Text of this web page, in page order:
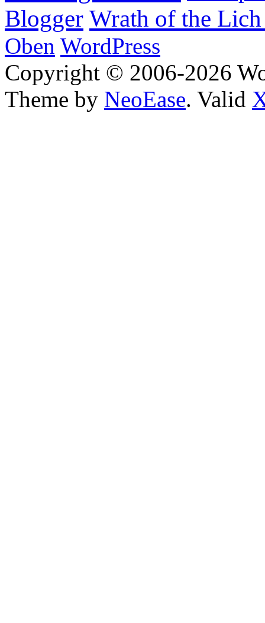
Blogger Wrath of the
Oben WordPress
Copyright © 2006-2026
Theme by NeoEase. Valid